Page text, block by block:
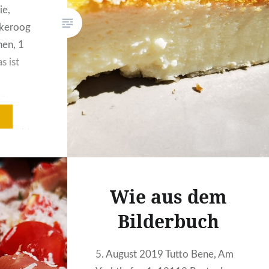
immer. Eben nur für eine Nacht
sich von Restaurant, Cocktailbar
und Wellness verwöhnen lassen.
Gutes Essen gehört da…
1
ist
Wie aus dem
Bilderbuch
5. August 2019 Tutto Bene, Am